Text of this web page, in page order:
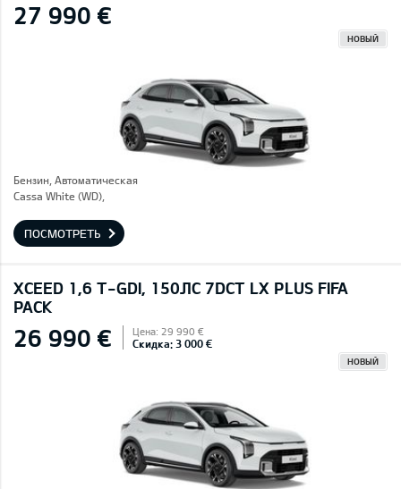
27 990 €
НОВЫЙ
Бензин, Автоматическая
Cassa White (WD),
ПОСМОТРЕТЬ
XCEED 1,6 T-GDI, 150ЛС 7DCT LX PLUS FIFA
PACK
26 990 € Цена: 29 990 €
Скидка: 3 000 €
НОВЫЙ